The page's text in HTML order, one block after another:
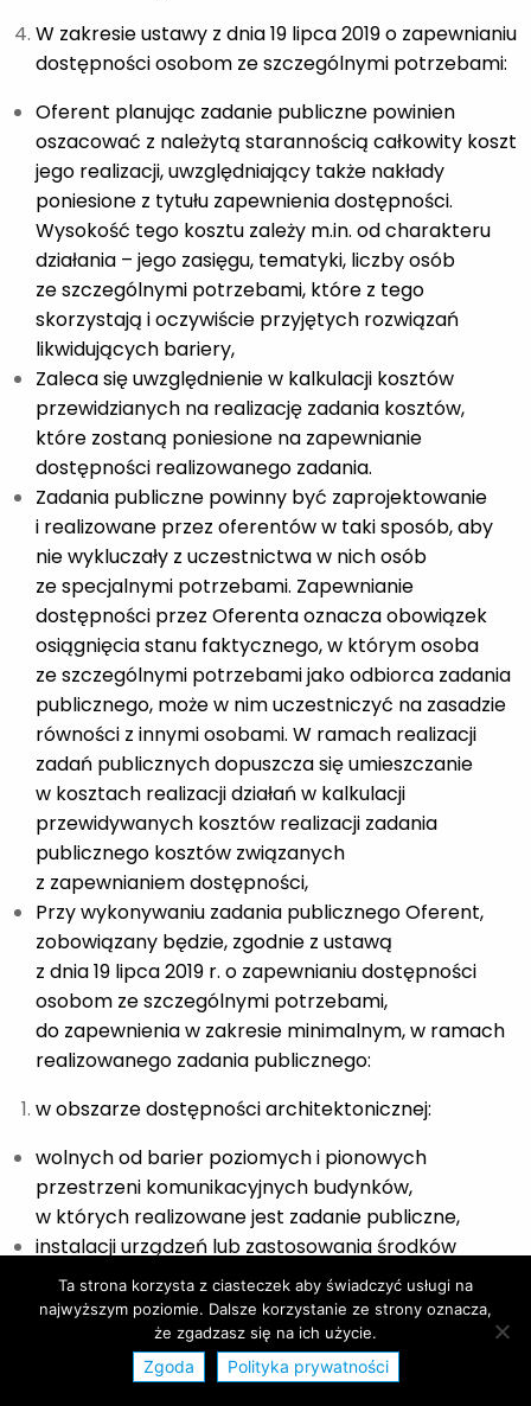
W zakresie ustawy z dnia 19 lipca 2019 o zapewnianiu
dostępności osobom ze szczególnymi potrzebami:
Oferent planując zadanie publiczne powinien
oszacować z należytą starannością całkowity koszt
jego realizacji, uwzględniający także nakłady
poniesione z tytułu zapewnienia dostępności.
Wysokość tego kosztu zależy m.in. od charakteru
działania – jego zasięgu, tematyki, liczby osób
ze szczególnymi potrzebami, które z tego
skorzystają i oczywiście przyjętych rozwiązań
likwidujących bariery,
Zaleca się uwzględnienie w kalkulacji kosztów
przewidzianych na realizację zadania kosztów,
które zostaną poniesione na zapewnianie
dostępności realizowanego zadania.
Zadania publiczne powinny być zaprojektowanie
i realizowane przez oferentów w taki sposób, aby
nie wykluczały z uczestnictwa w nich osób
ze specjalnymi potrzebami. Zapewnianie
dostępności przez Oferenta oznacza obowiązek
osiągnięcia stanu faktycznego, w którym osoba
ze szczególnymi potrzebami jako odbiorca zadania
publicznego, może w nim uczestniczyć na zasadzie
równości z innymi osobami. W ramach realizacji
zadań publicznych dopuszcza się umieszczanie
w kosztach realizacji działań w kalkulacji
przewidywanych kosztów realizacji zadania
publicznego kosztów związanych
z zapewnianiem dostępności,
Przy wykonywaniu zadania publicznego Oferent,
zobowiązany będzie, zgodnie z ustawą
z dnia 19 lipca 2019 r. o zapewnianiu dostępności
osobom ze szczególnymi potrzebami,
do zapewnienia w zakresie minimalnym, w ramach
realizowanego zadania publicznego:
w obszarze dostępności architektonicznej:
wolnych od barier poziomych i pionowych
przestrzeni komunikacyjnych budynków,
w których realizowane jest zadanie publiczne,
instalacji urządzeń lub zastosowania środków
technicznych i rozwiązań architektonicznych
w budynku, które umożliwiają dostęp
do pomieszczeń, w których realizowane jest
zadanie publiczne z wyłączeniem pomieszczeń
Ta strona korzysta z ciasteczek aby świadczyć usługi na
najwyższym poziomie. Dalsze korzystanie ze strony oznacza,
że zgadzasz się na ich użycie.
Zgoda Polityka prywatności